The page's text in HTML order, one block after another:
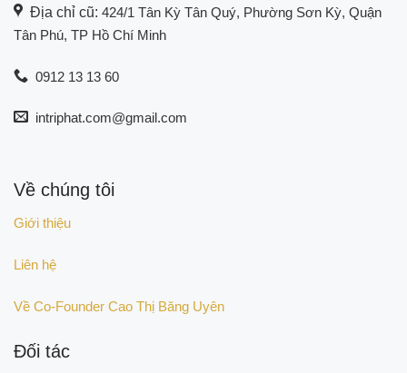
Địa chỉ cũ: 424/1 Tân Kỳ Tân Quý, Phường Sơn Kỳ, Quận
Tân Phú, TP Hồ Chí Minh
0912 13 13 60
intriphat.com@gmail.com
Về chúng tôi
Giới thiệu
Liên hệ
Về Co-Founder Cao Thị Băng Uyên
Đối tác